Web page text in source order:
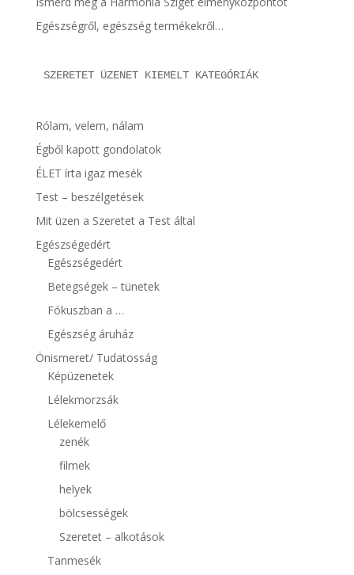
Egészségről, egészség termékekről…
SZERETET ÜZENET KIEMELT KATEGÓRIÁK
Rólam, velem, nálam
Égből kapott gondolatok
ÉLET írta igaz mesék
Test – beszélgetések
Mit üzen a Szeretet a Test által
Egészségedért
Egészségedért
Betegségek – tünetek
Fókuszban a …
Egészség áruház
Önismeret/ Tudatosság
Képüzenetek
Lélekmorzsák
Lélekemelő
zenék
filmek
helyek
bölcsességek
Szeretet – alkotások
Tanmesék